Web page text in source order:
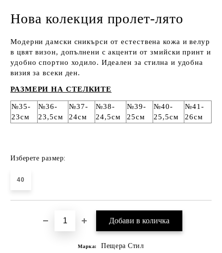
Нова колекция пролет-лято
Модерни дамски сникърси от естествена кожа и велур
в цвят визон, допълнени с акценти от змийски принт и
удобно спортно ходило. Идеален за стилна и удобна
визия за всеки ден.
РАЗМЕРИ НА СТЕЛКИТЕ
№35-
23см
№36-
23,5см
№37-
24см
№38-
24,5см
№39-
25см
№40-
25,5см
№41-
26см
Изберете размер:
40
Марка: Пещера Стил